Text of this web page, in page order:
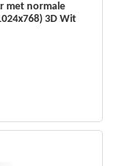
met normale
3D Wit